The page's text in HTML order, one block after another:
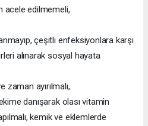
acele edilmemeli,
çeşitli enfeksiyonlara karşı
alınarak sosyal hayata
ayırılmalı,
danışarak olası vitamin
kemik ve eklemlerde